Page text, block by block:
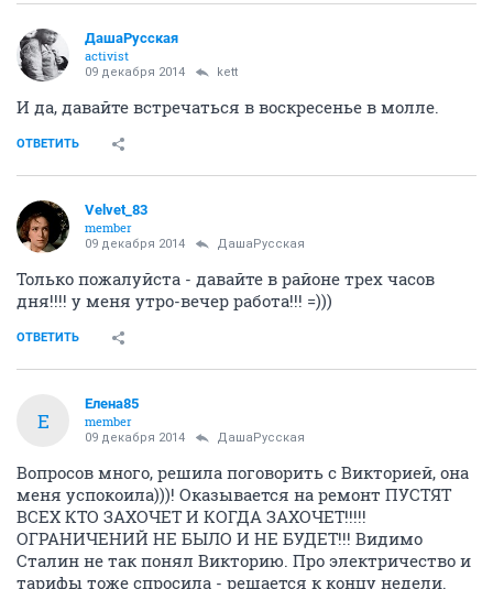
ДашаРусская
activist
09 декабря 2014 kett
И да, давайте встречаться в воскресенье в молле.
ОТВЕТИТЬ
Velvet_83
member
09 декабря 2014 ДашаРусская
Только пожалуйста - давайте в районе трех часов
дня!!!! у меня утро-вечер работа!!! =)))
ОТВЕТИТЬ
Е
Елена85
member
09 декабря 2014 ДашаРусская
Вопросов много, решила поговорить с Викторией, она
меня успокоила)))! Оказывается на ремонт ПУСТЯТ
ВСЕХ КТО ЗАХОЧЕТ И КОГДА ЗАХОЧЕТ!!!!!
ОГРАНИЧЕНИЙ НЕ БЫЛО И НЕ БУДЕТ!!! Видимо
Сталин не так понял Викторию. Про электричество и
тарифы тоже спросила - решается к концу недели.